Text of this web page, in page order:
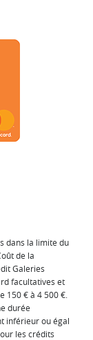
dans la limite du
de la
Galeries
facultatives et
150 € à 4 500 €.
durée
inférieur ou égal
les crédits